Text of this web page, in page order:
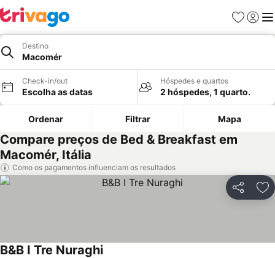
Favoritos
Iniciar
Destino
Macomér
Check-in/out
Escolha as datas
Hóspedes e quartos
2 hóspedes, 1 quarto.
Ordenar Filtrar Mapa
Compare preços de Bed & Breakfast em
Macomér, Itália
Como os pagamentos influenciam os resultados
Partilhar
B&B I Tre Nuraghi